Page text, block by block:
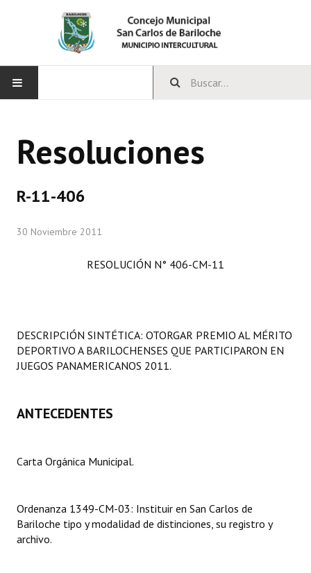
CONCEJO
Comisiones Especiales
LEGISLACIÓN
Constitución Provincial
Organigrama
Resoluciones
R-11-406
30 Noviembre 2011
RESOLUCIÓN N° 406-CM-11
DESCRIPCIÓN SINTÉTICA: OTORGAR PREMIO AL MÉRITO
DEPORTIVO A BARILOCHENSES QUE PARTICIPARON EN
JUEGOS PANAMERICANOS 2011.
ANTECEDENTES
Carta Orgánica Municipal.
Ordenanza 1349-CM-03: Instituir en San Carlos de
Bariloche tipo y modalidad de distinciones, su registro y
archivo.